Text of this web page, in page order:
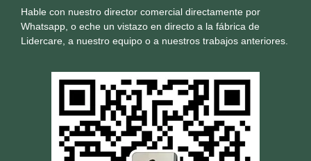
Hable con nuestro director comercial directamente por
Whatsapp, o eche un vistazo en directo a la fábrica de
Lidercare, a nuestro equipo o a nuestros trabajos anteriores.